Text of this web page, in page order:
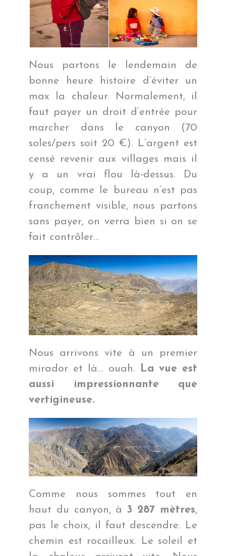
Nous partons le lendemain de
bonne heure histoire d’éviter un
max la chaleur. Normalement, il
faut payer un droit d’entrée pour
marcher dans le canyon (70
soles/pers soit 20 €). L’argent est
censé revenir aux villages mais il
y a un vrai flou là-dessus. Du
coup, comme le bureau n’est pas
franchement visible, nous partons
sans payer, on verra bien si on se
fait contrôler…
Nous arrivons vite à un premier
mirador et là… ouah. La vue est
aussi impressionnante que
vertigineuse.
Comme nous sommes tout en
haut du canyon, à3 287 mètres,
pas le choix, il faut descendre. Le
chemin est rocailleux. Le soleil et